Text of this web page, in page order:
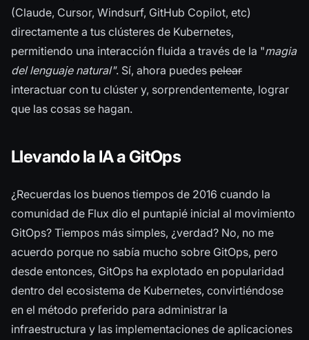
(Claude, Cursor, Windsurf, GitHub Copilot, etc)
directamente a tus clústeres de Kubernetes,
permitiendo una interacción fluida a través de la "magia
del lenguaje natural". Sí, ahora puedes pelear
interactuar con tu clúster y, sorprendentemente, lograr
que las cosas se hagan.
Llevando la IA a GitOps
¿Recuerdas los buenos tiempos de 2016 cuando la
comunidad de Flux dio el puntapié inicial al movimiento
GitOps? Tiempos más simples, ¿verdad? No, no me
acuerdo porque no sabía mucho sobre GitOps, pero
desde entonces, GitOps ha explotado en popularidad
dentro del ecosistema de Kubernetes, convirtiéndose
en el método preferido para administrar la
infraestructura y las implementaciones de aplicaciones